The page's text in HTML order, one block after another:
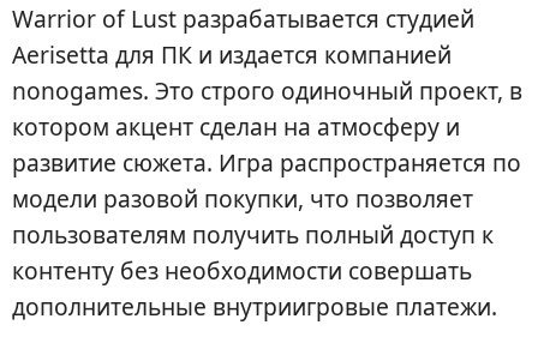
Warrior of Lust разрабатывается студией
Aerisetta для ПК и издается компанией
nonogames. Это строго одиночный проект, в
котором акцент сделан на атмосферу и
развитие сюжета. Игра распространяется по
модели разовой покупки, что позволяет
пользователям получить полный доступ к
контенту без необходимости совершать
дополнительные внутриигровые платежи.